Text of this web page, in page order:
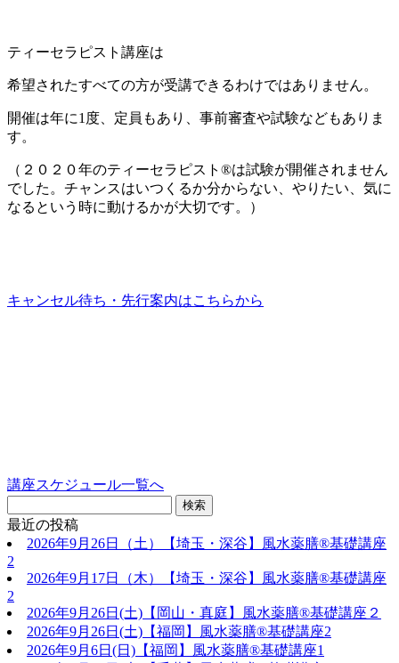
ティーセラピスト講座は
希望されたすべての方が受講できるわけではありません。
開催は年に1度、定員もあり、事前審査や試験などもありま
す。
（２０２０年のティーセラピスト®︎は試験が開催されません
でした。チャンスはいつくるか分からない、やりたい、気に
なるという時に動けるかが大切です。）
キャンセル待ち・先行案内はこちらから
講座スケジュール一覧へ
最近の投稿
2026年9月26日（土）【埼玉・深谷】風水薬膳®基礎講座
2
2026年9月17日（木）【埼玉・深谷】風水薬膳®基礎講座
2
2026年9月26日(土)【岡山・真庭】風水薬膳®基礎講座２
2026年9月26日(土)【福岡】風水薬膳®︎基礎講座2
2026年9月6日(日)【福岡】風水薬膳®︎基礎講座1